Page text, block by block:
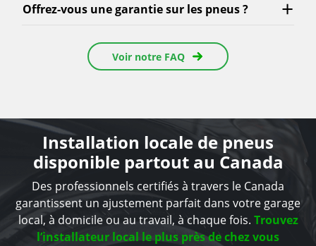
Offrez-vous une garantie sur les pneus ?
Voir notre FAQ
Installation locale de pneus
disponible partout au Canada
Des professionnels certifiés à travers le Canada
garantissent un ajustement parfait dans votre garage
local, à domicile ou au travail, à chaque fois. Trouvez
l’installateur local le plus près de chez vous